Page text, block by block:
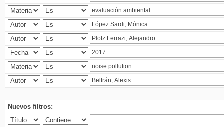
Nuevos filtros: